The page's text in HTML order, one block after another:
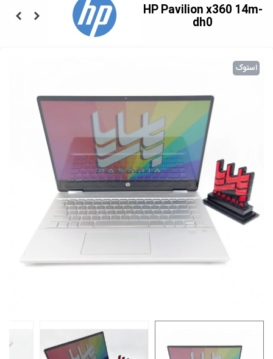
HP Pavilion x360 14m-
dh0
استوک